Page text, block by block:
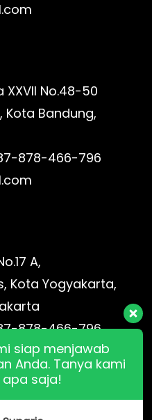
No.48-50
Kota Bandung,
878-466-796
A,
Kota Yogyakarta,
878-466-796
siap menjawab
Anda. Tanya kami
apa saja!